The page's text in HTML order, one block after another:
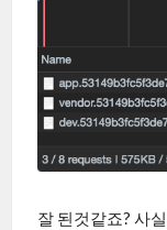
잘 된것같죠? 사